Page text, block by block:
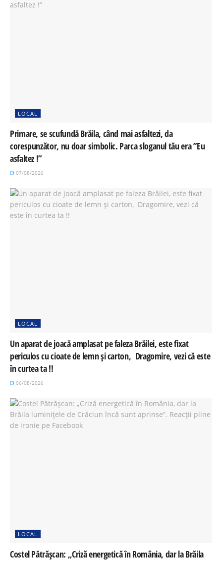
LOCAL
Primare, se scufundă Brăila, când mai asfaltezi, da
corespunzător, nu doar simbolic. Parca sloganul tău era ”Eu
asfaltez !”
07/08/2026
LOCAL
Un aparat de joacă amplasat pe faleza Brăilei, este fixat
periculos cu cioate de lemn și carton, Dragomire, vezi că este
în curtea ta !!
06/08/2026
LOCAL
Costel Pătrășcan: „Criză energetică în România, dar la Brăila